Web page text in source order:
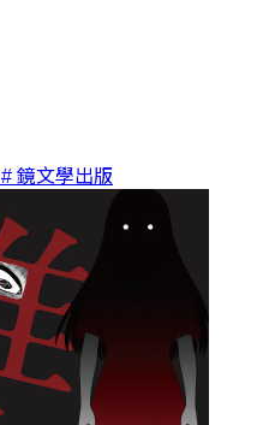
# 鏡文學出版